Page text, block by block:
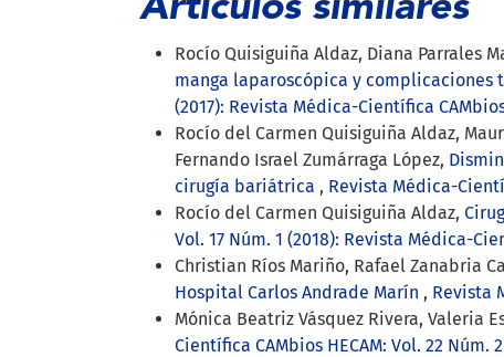
Artículos similares
Rocío Quisiguiña Aldaz, Diana Parrales
manga laparoscópica y complicaciones
(2017): Revista Médica-Científica
Rocío del Carmen Quisiguiña Aldaz,
Fernando Israel Zumárraga López,
cirugía bariátrica , Revista Médica-
Rocío del Carmen Quisiguiña Aldaz,
Vol. 17 Núm. 1 (2018): Revista Médica-
Christian Ríos Mariño, Rafael Zanabria
Hospital Carlos Andrade Marín , Revista
Mónica Beatriz Vásquez Rivera, Valeria
Científica CAMbios HECAM: Vol. 22